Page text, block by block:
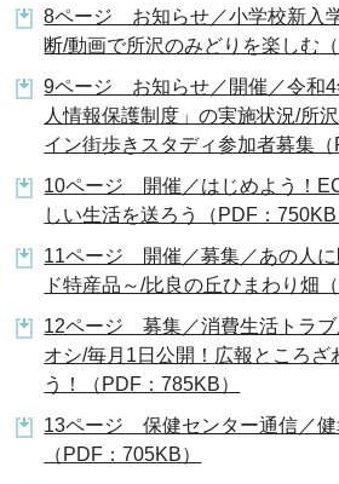
8ページ お知らせ／小学校新入
断/動画で所沢のみどりを楽しむ
9ページ お知らせ／開催／令和4
人情報保護制度」の実施状況/所
イン街歩きスタディ参加者募集（
10ページ 開催／はじめよう！
しい生活を送ろう（PDF：750KB
11ページ 開催／募集／あの人に
ド特産品～/比良の丘ひまわり畑
12ページ 募集／消費生活トラブ
オシ/毎月1日公開！広報ところざ
う！（PDF：785KB）
13ページ 保健センター通信／健
（PDF：705KB）